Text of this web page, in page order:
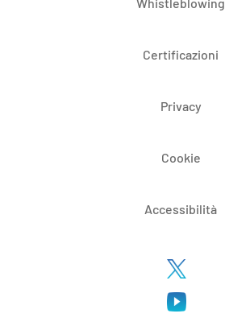
Certificazioni
Privacy
Cookie
Accessibilità